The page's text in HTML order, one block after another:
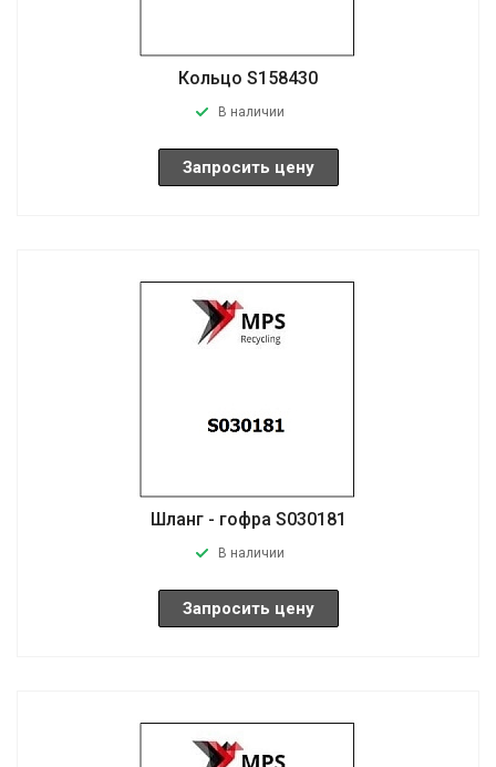
Кольцо S158430
В наличии
Запросить цену
Шланг - гофра S030181
В наличии
Запросить цену